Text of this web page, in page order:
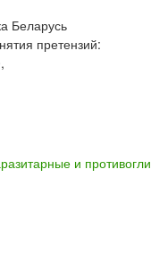
Беларусь
претензий:
и